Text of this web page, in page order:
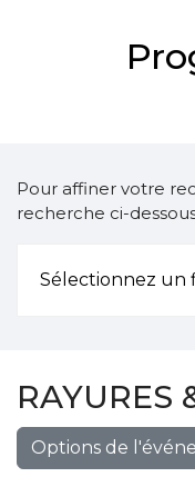
Pour affiner votre
recherche ci-
Sélectionnez un
RAYURES
Options de